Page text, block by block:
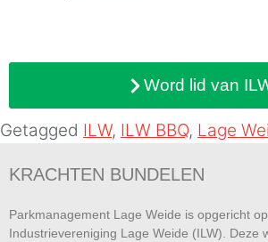
Word lid van
Getagged ILW, ILW BBQ, Lage
KRACHTEN BUNDELEN
Parkmanagement Lage Weide is opgericht
Industrievereniging Lage Weide (ILW). Deze